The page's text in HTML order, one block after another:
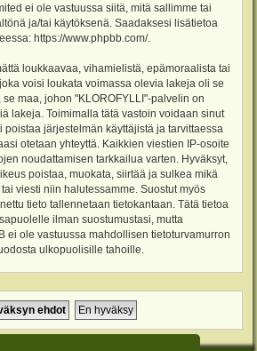
ei ole vastuussa siitä, mitä sallimme tai
ja/tai käytöksenä. Saadaksesi lisätietoa
https://www.phpbb.com/.
loukkaavaa, vihamielistä, epämoraalista tai
voisi loukata voimassa olevia lakeja oli se
maa, johon "KLOROFYLLI"-palvelin on
lakeja. Toimimalla tätä vastoin voidaan sinut
järjestelmän käyttäjistä ja tarvittaessa
otetaan yhteyttä. Kaikkien viestien IP-osoite
noudattamisen tarkkailua varten. Hyväksyt,
poistaa, muokata, siirtää ja sulkea mikä
viesti niin halutessamme. Suostut myös
tieto tallennetaan tietokantaan. Tätä tietoa
ilman suostumustasi, mutta
ei ole vastuussa mahdollisen tietoturvamurron
ulkopuolisille tahoille.